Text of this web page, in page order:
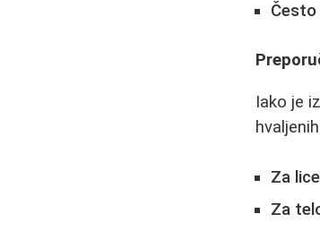
Često
Iako je
Za
Za